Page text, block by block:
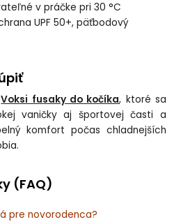
v práčke pri 30 °C
UPF 50+, päťbodový
Voksi fusaky do kočíka, ktoré sa
vaničky aj športovej časti a
komfort počas chladnejších
(FAQ)
pre novorodenca?